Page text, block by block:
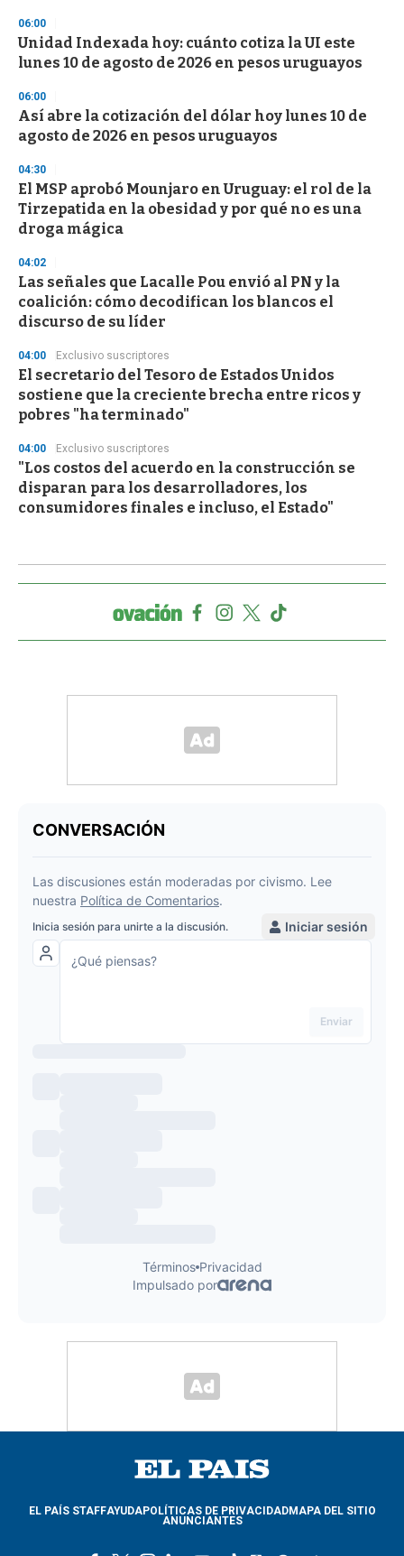
06:00
Unidad Indexada hoy: cuánto cotiza la UI este
lunes 10 de agosto de 2026 en pesos uruguayos
06:00
Así abre la cotización del dólar hoy lunes 10 de
agosto de 2026 en pesos uruguayos
04:30
El MSP aprobó Mounjaro en Uruguay: el rol de la
Tirzepatida en la obesidad y por qué no es una
droga mágica
04:02
Las señales que Lacalle Pou envió al PN y la
coalición: cómo decodifican los blancos el
discurso de su líder
04:00 Exclusivo suscriptores
El secretario del Tesoro de Estados Unidos
sostiene que la creciente brecha entre ricos y
pobres "ha terminado"
04:00 Exclusivo suscriptores
"Los costos del acuerdo en la construcción se
disparan para los desarrolladores, los
consumidores finales e incluso, el Estado"
EL PAÍS STAFFAYUDAPOLÍTICAS DE PRIVACIDADMAPA DEL SITIO
ANUNCIANTES